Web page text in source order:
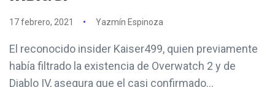
17 febrero, 2021 Yazmín Espinoza
El reconocido insider Kaiser499, quien previamente
había filtrado la existencia de Overwatch 2 y de
Diablo IV, asegura que el casi confirmado...